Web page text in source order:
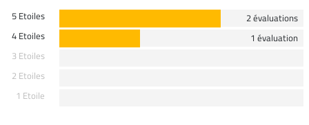
5 Etoiles
2 évaluations
4 Etoiles
1 évaluation
3 Etoiles
2 Etoiles
1 Etoile